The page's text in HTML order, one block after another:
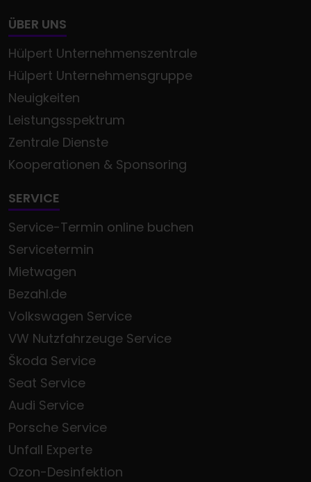
ÜBER UNS
Hülpert Unternehmenszentrale
Hülpert Unternehmensgruppe
Neuigkeiten
Leistungsspektrum
Zentrale Dienste
Kooperationen & Sponsoring
SERVICE
Service-Termin online buchen
Servicetermin
Mietwagen
Bezahl.de
Volkswagen Service
VW Nutzfahrzeuge Service
Škoda Service
Seat Service
Audi Service
Porsche Service
Unfall Experte
Ozon-Desinfektion